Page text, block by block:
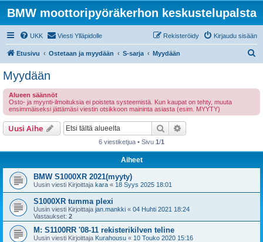
BMW moottoripyöräkerhon keskustelupalsta
UKK Viesti Ylläpidolle Kirjaudu sisään
Rekisteröidy
Etusivu Ostetaan ja myydään S-sarja Myydään
Myydään
Alueen säännöt
Osto- ja myynti-ilmoituksia ei poisteta systeemistä. Kun kaupat on tehty, muuta
ensimmäiseksi jättämäsi viestin otsikkoon maininta asiasta (esim. MYYTY)
Uusi Aihe Etsi
6 viestiketjua • Sivu 1/1
Aiheet
BMW S1000XR 2021(myyty)
Uusin viesti Kirjoittaja kara « 18 Syys 2025 18:01
S1000XR tumma plexi
Uusin viesti Kirjoittaja jan.mankki « 04 Huhti 2021 18:24
Vastaukset: 2
M: S1100RR '08-11 rekisterikilven teline
Uusin viesti Kirjoittaja Kurahousu « 10 Touko 2020 15:16